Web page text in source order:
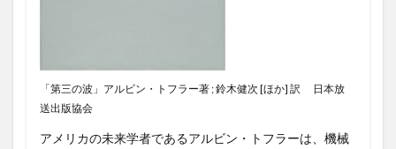
「第三の波」アルビン・トフラー著 ; 鈴木健次 [ほか] 訳 日本放
送出版協会
アメリカの未来学者であるアルビン・トフラーは、機械